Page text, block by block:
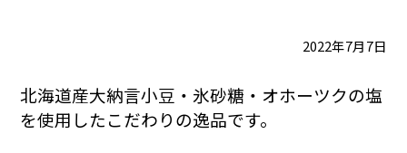
2022年7月7日
北海道産大納言小豆・氷砂糖・オホーツクの塩
を使用したこだわりの逸品です。